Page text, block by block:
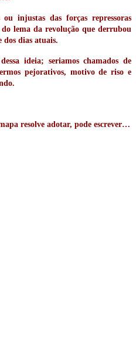
injustas das forças repressoras
lema da revolução que derrubou
dos dias atuais.
ideia; seriamos chamados de
pejorativos, motivo de riso e
resolve adotar, pode escrever…